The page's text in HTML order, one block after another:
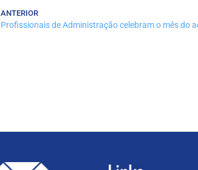
ANTERIOR
Profissionais de Administração celebram o mês do